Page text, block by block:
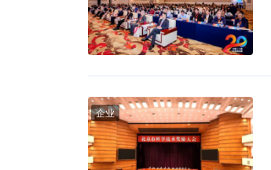
企业